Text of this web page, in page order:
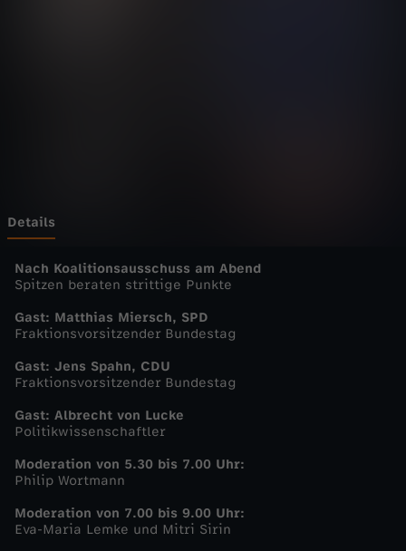
g
a
z
i
n
-
Z
D
Details
Nach Koalitionsausschuss am Abend
Spitzen beraten strittige Punkte
Gast: Matthias Miersch, SPD
Fraktionsvorsitzender Bundestag
Gast: Jens Spahn, CDU
Fraktionsvorsitzender Bundestag
Gast: Albrecht von Lucke
Politikwissenschaftler
Moderation von 5.30 bis 7.00 Uhr:
Philip Wortmann
Moderation von 7.00 bis 9.00 Uhr:
Eva-Maria Lemke und Mitri Sirin